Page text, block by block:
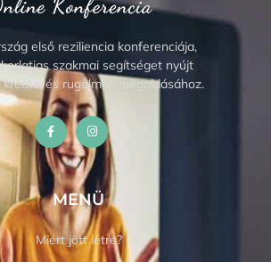
első reziliencia konferenciája,
szakmai segítséget nyújt
kreatív és rugalmas megoldásához.
MENÜ
Miért jött létre?